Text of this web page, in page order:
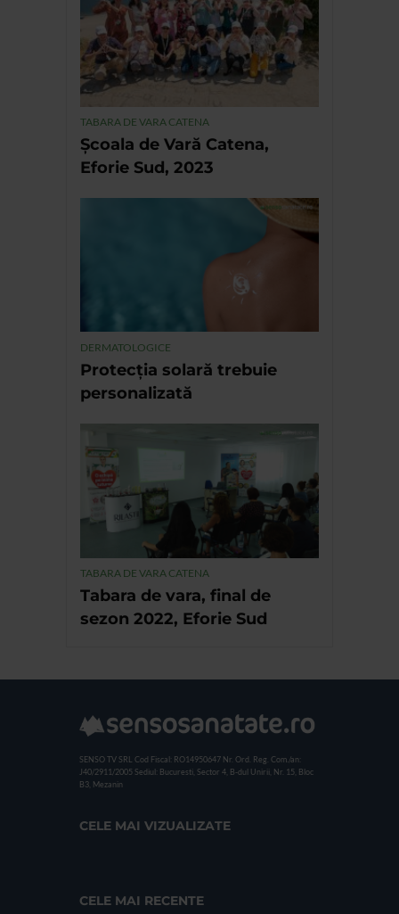
TABARA DE VARA CATENA
Școala de Vară Catena,
Eforie Sud, 2023
DERMATOLOGICE
Protecția solară trebuie
personalizată
TABARA DE VARA CATENA
Tabara de vara, final de
sezon 2022, Eforie Sud
SENSO TV SRL Cod Fiscal: RO14950647 Nr. Ord. Reg. Com./an:
J40/2911/2005 Sediul: Bucuresti, Sector 4, B-dul Unirii, Nr. 15, Bloc
B3, Mezanin
CELE MAI VIZUALIZATE
CELE MAI RECENTE